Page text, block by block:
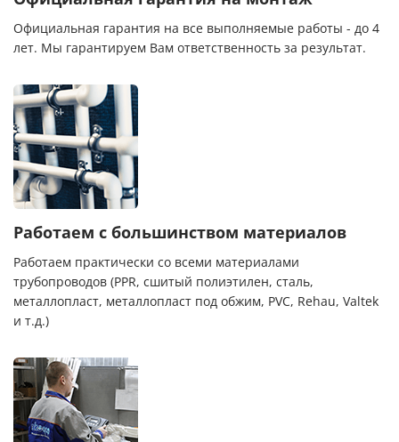
Официальная гарантия на все выполняемые работы - до 4
лет. Мы гарантируем Вам ответственность за результат.
Работаем с большинством материалов
Работаем практически со всеми материалами
трубопроводов (PPR, сшитый полиэтилен, сталь,
металлопласт, металлопласт под обжим, PVC, Rehau, Valtek
и т.д.)